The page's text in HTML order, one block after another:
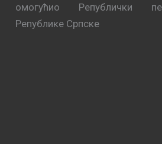
омогућио Републички
Републике Српске